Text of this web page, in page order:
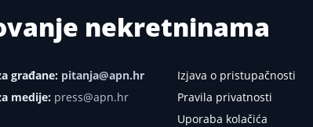
nekretninama
građane: pitanja@apn.hr
medije: press@apn.hr
Izjava o pristupačnosti
Pravila privatnosti
Uporaba kolačića